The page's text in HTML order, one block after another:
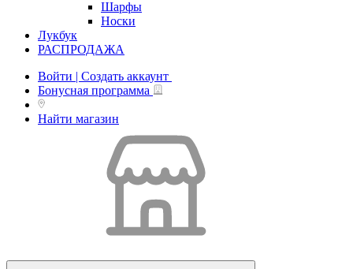
Шарфы
Носки
Лукбук
РАСПРОДАЖА
Войти | Создать аккаунт
Бонусная программа
Найти магазин